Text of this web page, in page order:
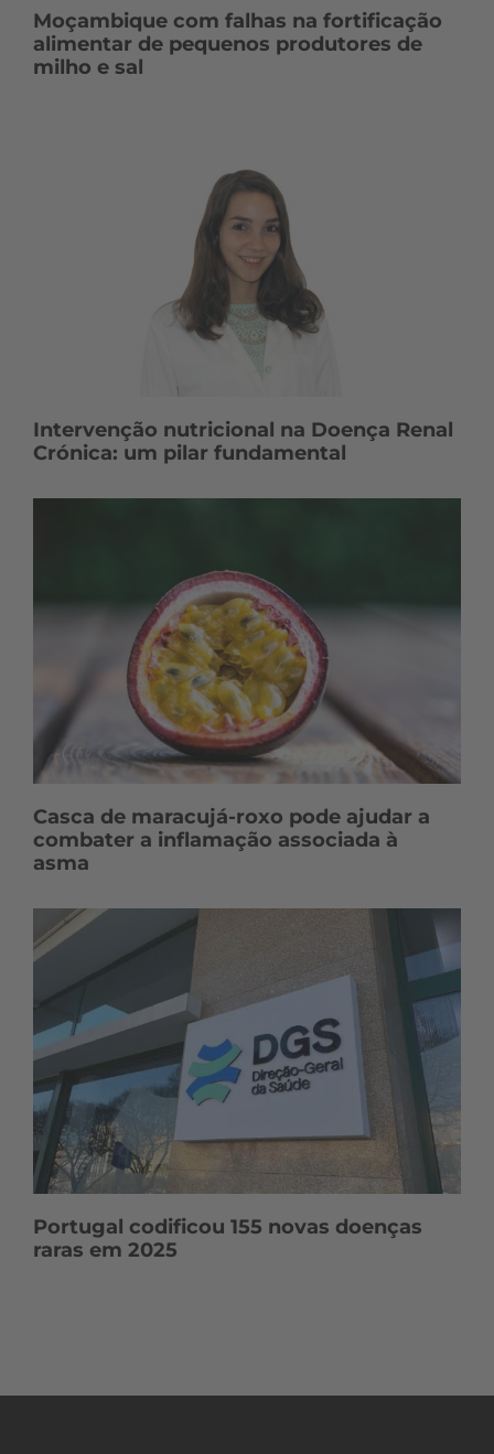
Moçambique com falhas na fortificação
alimentar de pequenos produtores de
milho e sal
Intervenção nutricional na Doença Renal
Crónica: um pilar fundamental
Casca de maracujá-roxo pode ajudar a
combater a inflamação associada à
asma
Portugal codificou 155 novas doenças
raras em 2025